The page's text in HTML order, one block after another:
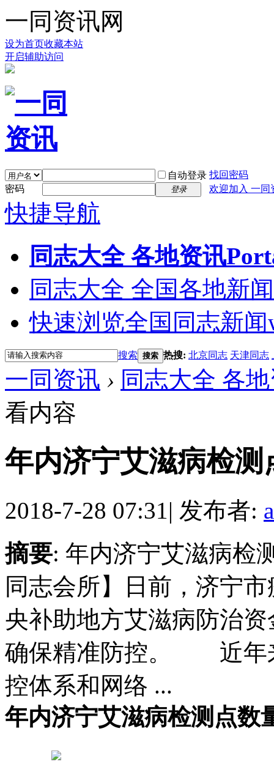
一同资讯网
设为首页收藏本站
开启辅助访问
自动登录 找回密码
密码
登录 欢迎加入 一同
快捷导航
同志大全 各地资讯
同志大全 全国各地新闻
快速浏览全国同志新闻
搜索 搜索 热搜: 北京同志 天津同志
一同资讯 › 同志大全 各
看内容
年内济宁艾滋病检测
2018-7-28 07:31| 发布者:
摘要: 年内济宁艾滋病
同志会所】日前，济宁
央补助地方艾滋病防治
确保精准防控。 近年
控体系和网络 ...
年内济宁艾滋病检测点数